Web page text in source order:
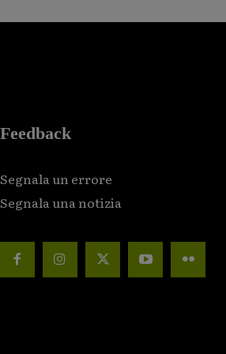
Feedback
Segnala un errore
Segnala una notizia